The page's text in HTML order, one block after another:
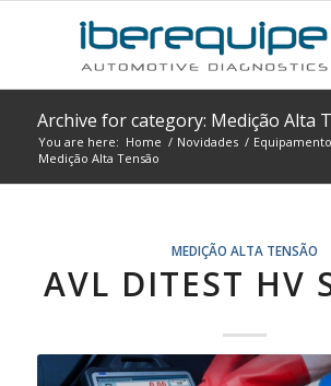
Archive for category: Medição Alta
You are here: Home / Novidades /
Medição Alta Tensão
MEDIÇÃO ALTA TENSÃO
AVL DITEST HV